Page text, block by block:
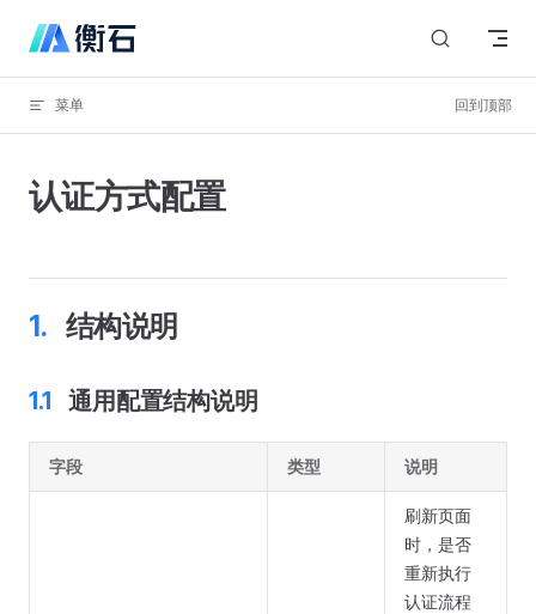
Skip to content
菜单 回到顶部
认证方式配置
结构说明
通用配置结构说明
字段 类型 说明
刷新页面
时，是否
重新执行
认证流程